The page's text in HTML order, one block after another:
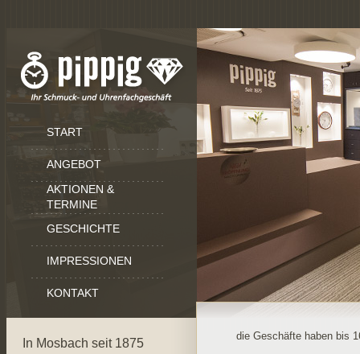
START
ANGEBOT
AKTIONEN &
TERMINE
GESCHICHTE
IMPRESSIONEN
KONTAKT
In Mosbach seit 1875
die Geschäfte haben bis